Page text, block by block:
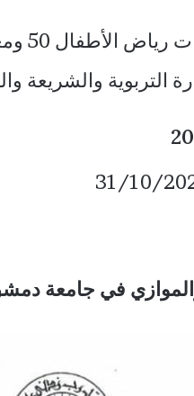
التربوية والشريعة
في جامعة دمشق